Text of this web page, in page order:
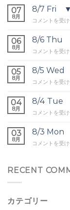
07
8月
8/7 Fri ▼
8/7
▼
ッ
オ
バ
ヘ
ッ
は
コメントを受
06
8月
8/6 Thu
8/6
▼
前
の
ネ
は
コメントを受
05
8月
8/5 Wed
8/5
▼
ー
ー
ッ
ワ
ブ
レ
コメントを受
04
8月
8/4 Tue
8/4
▼
前
ワ
レ
コメントを受
03
8月
8/3 Mon
8/3
腰
の
コメントを受
RECENT
カテゴリー